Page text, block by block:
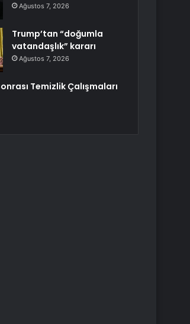
Ağustos 7, 2026
Trump’tan “doğumla
vatandaşlık” kararı
Ağustos 7, 2026
Temizlik Çalışmaları